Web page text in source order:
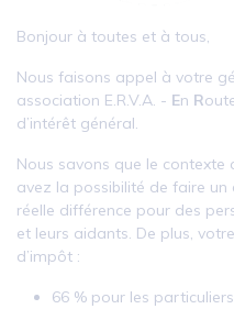
Bonjour à toutes et à tous,
Nous faisons appel à votre
association E.R.V.A. - En R
d’intérêt général.
Nous savons que le contexte
avez la possibilité de faire un
réelle différence pour des
et leurs aidants. De plus,
d’impôt :
66 % pour les